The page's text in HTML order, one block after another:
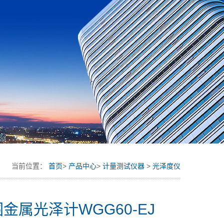
当前位置： 首页> 产品中心> 计量测试仪器 > 光泽度仪
金属光泽计WGG60-EJ